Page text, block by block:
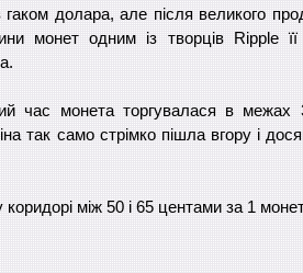
гаком долара, але після великого
монет одним із творців Ripple її
час монета торгувалася в межах
так само стрімко пішла вгору і
між 50 і 65 центами за 1